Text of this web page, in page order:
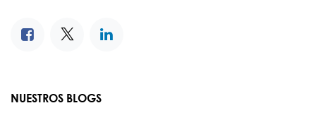
NUESTROS BLOGS